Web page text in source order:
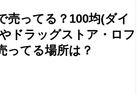
売ってる？100均(ダイ
ドラッグストア・ロフ
ってる場所は？